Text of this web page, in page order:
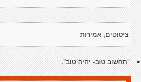
ציטוטים, אמירות
"תחשוב טוב- יהיה טוב".